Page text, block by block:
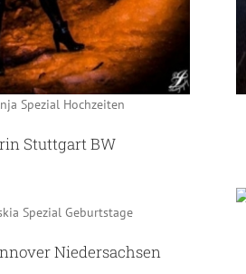
Spezial Hochzeiten
Stuttgart BW
Spezial Geburtstage
Niedersachsen